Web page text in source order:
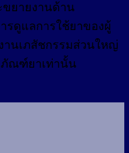
ยายงานด้าน
รดูแลการใช้ยาของผู้
นเภสัชกรรมส่วนใหญ่
ณฑ์ยาเท่านั้น